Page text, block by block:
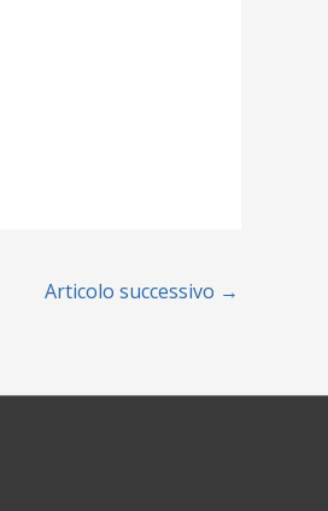
Articolo successivo →